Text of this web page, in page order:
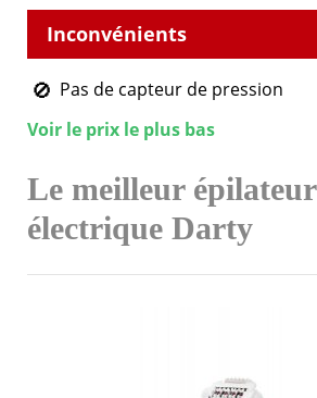
Pas de capteur de pression
Voir le prix le plus bas
Le meilleur épilateur
électrique Darty